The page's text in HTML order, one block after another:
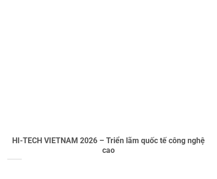
HI-TECH VIETNAM 2026 – Triển lãm quốc tế công nghệ
cao